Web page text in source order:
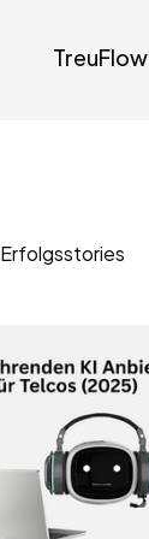
TreuFlow
Erfolgsstories